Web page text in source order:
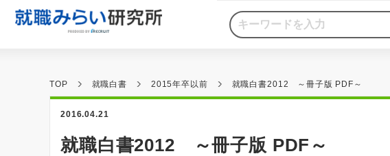
TOP 就職白書 2015年卒以前 就職白書2012 ～冊子版 PDF～
2016.04.21
就職白書2012 ～冊子版 PDF～